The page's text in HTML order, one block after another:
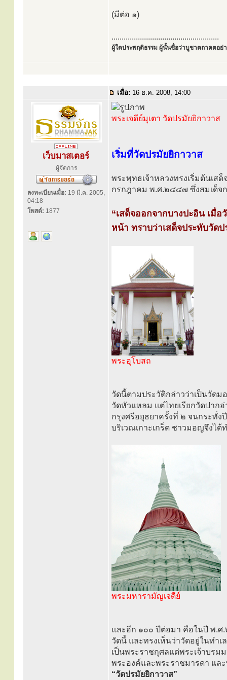
(มีต่อ ๑)
.....................................................
ผู้ใดประพฤติธรรม ผู้นั้นชื่อว่าบูชาตถาคตอย่า
เมื่อ: 16 ธ.ค. 2008, 14:00
เว็บมาสเตอร์
ผู้จัดการ
ลงทะเบียนเมื่อ: 19 มี.ค. 2005,
04:18
โพสต์: 1877
พระเจดีย์มุเตา วัดปรมัยยิกาวาส
เริ่มที่วัดปรมัยยิกาวาส
พระพุทธเจ้าหลวงทรงเริ่มต้นเสด็
กรกฎาคม พ.ศ.๒๔๔๗ ซึ่งสมเด็จก
“เสด็จออกจากบางปะอิน เมื่
หน้า ทราบว่าเสด็จประทับวัด
พระอุโบสถ
วัดนี้ตามประวัติกล่าวว่าเป็นวัด
วัดหัวแหลม แต่ไทยเรียกวัดปาก
กรุงศรีอยุธยาครั้งที่ ๒ จนกระทั่
บริเวณเกาะเกร็ด ชาวมอญจึงไ
พระมหารามัญเจดีย์
และอีก ๑๐๐ ปีต่อมา คือในปี พ.ศ
วัดนี้ และทรงเห็นว่าวัดอยู่ในทำ
เป็นพระราชกุศลแด่พระเจ้าบรม
พระองค์และพระราชมารดา แล
“วัดปรมัยยิกาวาส”